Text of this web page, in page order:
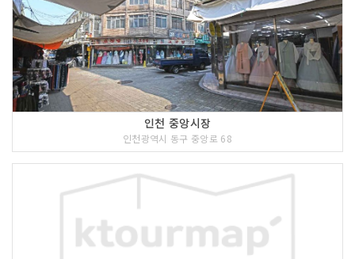
인천 중앙시장
인천광역시 동구 중앙로 68